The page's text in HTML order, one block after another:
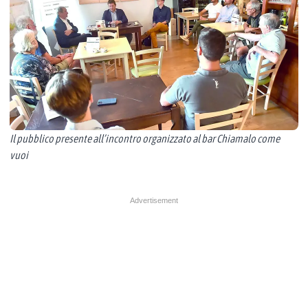
Il pubblico presente all’incontro organizzato al bar Chiamalo come
vuoi